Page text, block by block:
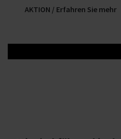
AKTION / Erfahren Sie mehr